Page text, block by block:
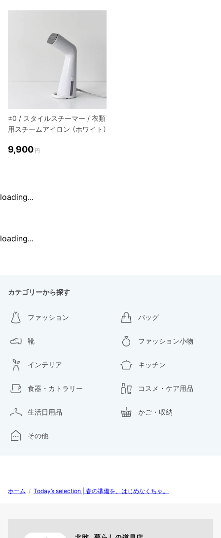
±0 / スタイルスチーマー / 衣類
用スチームアイロン （ホワイト）
9,900 円
loading...
loading...
カテゴリーから探す
ファッション バッグ
靴 ファッション小物
インテリア キッチン
食器・カトラリー コスメ・ケア用品
生活日用品 かご・収納
その他
ホーム / Today’s selection | 春の準備を、はじめなくちゃ。